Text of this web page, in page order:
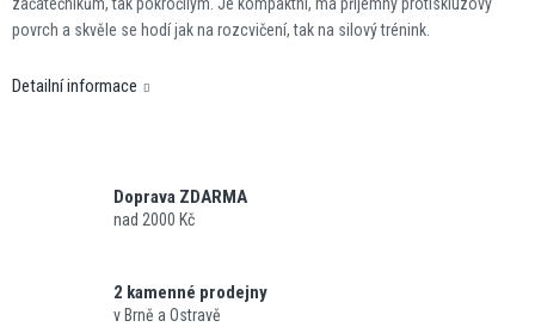
začátečníkům, tak pokročilým. Je kompaktní, má příjemný protiskluzový
povrch a skvěle se hodí jak na rozcvičení, tak na silový trénink.
Detailní informace
Doprava ZDARMA
nad 2000 Kč
2 kamenné prodejny
v Brně a Ostravě